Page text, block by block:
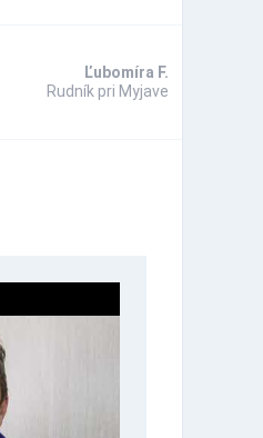
Ľubomíra F.
Rudník pri Myjave